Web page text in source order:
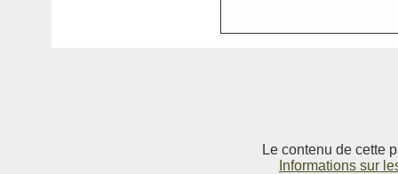
Le contenu de cette
Informations sur